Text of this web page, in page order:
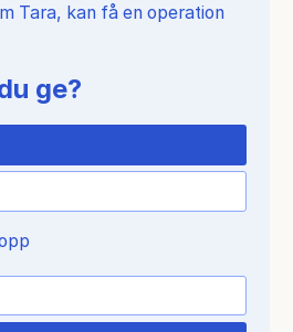
Tara, kan få en operation
ge?